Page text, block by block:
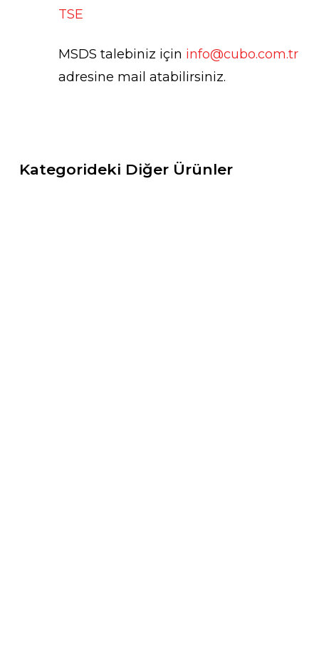
TSE
MSDS talebiniz için info@cubo.com.tr
adresine mail atabilirsiniz.
Kategorideki Diğer Ürünler